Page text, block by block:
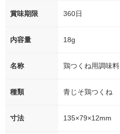
賞味期限 360日
内容量 18g
名称 鶏つくね用調味料
種類 青じそ鶏つくね
寸法 135×79×12mm